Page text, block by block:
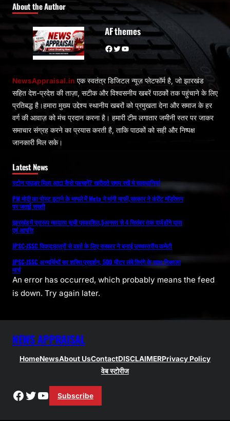
About the Author
AF themes
Facebook Twitter YouTube
NewsAppraisal.in एक स्वतंत्र डिजिटल न्यूज़ प्लेटफॉर्म है, जो झारखंड
सहित देश-प्रदेश की ताज़ा, सटीक और विश्वसनीय खबरें पाठकों तक पहुंचाने के लिए
प्रतिबद्ध है।हमारा मुख्य उद्देश्य स्थानीय खबरों को प्रमुखता देना और समाज के हर
वर्ग की आवाज़ को मंच प्रदान करना है। हमारी टीम लगातार जमीनी स्तर पर जाकर
समाचार संग्रह करने का प्रयास करती है, ताकि पाठकों को सही और निष्पक्ष
जानकारी मिल सके।
Latest News
स्टोन पाउडर मिला आटा कैसे पहचानें? खरीदते समय रखें ये सावधानियां
PM मोदी का पोस्ट हटाने के मामले में Meta ने मांगी माफी,सरकार ने कंटेंट मॉडरेशन
पर जताई सख्ती
झारखंड में प्रारूप मतदाता सूची प्रकाशित,5अगस्त से 4 सितंबर तक दर्ज होंगे दावा
एवं आपत्ति
JPSC-JSSC विवाद:छात्रों से वार्ता के लिए सरकार ने बनाई उच्चस्तरीय कमेटी
JPSC-JSSC अभ्यर्थियों का शक्ति प्रदर्शन, 500 मीटर लंबे तिरंगे के साथ निकाला
मार्च
An error has occurred, which probably means the feed
is down. Try again later.
NEWS APPRAISAL
HomeNewsAbout UsContactDISCLAIMERPrivacy Policy
वेब स्टोरीज
Facebook
Twitter
YouTube
Subscribe